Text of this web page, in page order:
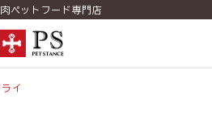
ペットフード専門店
イ